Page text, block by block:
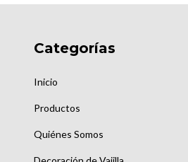
Categorías
Inicio
Productos
Quiénes Somos